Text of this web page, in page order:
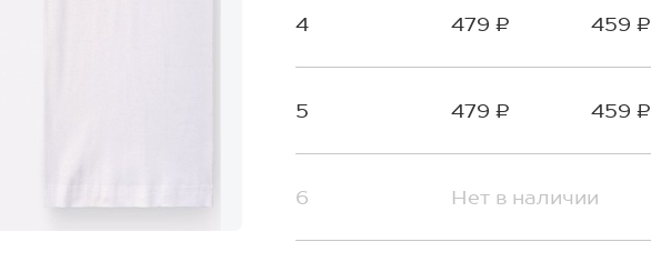
4 479 ₽ 459 ₽
5 479 ₽ 459 ₽
6 Нет в наличии